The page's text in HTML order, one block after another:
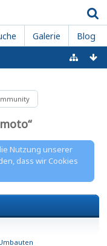
Galerie Blog
Nutzung unserer
dass wir Cookies